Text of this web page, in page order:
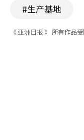
#生产基地
《 亚洲日报 》 所有作品